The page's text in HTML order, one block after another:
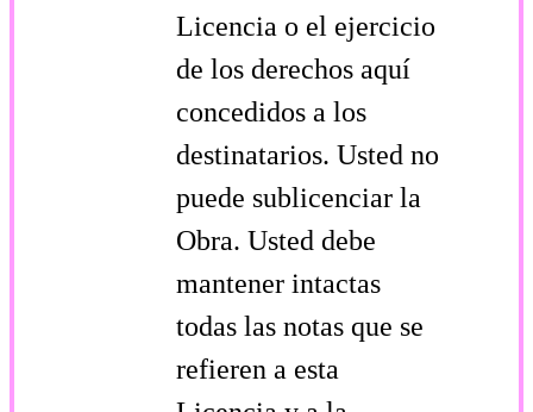
Licencia o el ejercicio
de los derechos aquí
concedidos a los
destinatarios. Usted no
puede sublicenciar la
Obra. Usted debe
mantener intactas
todas las notas que se
refieren a esta